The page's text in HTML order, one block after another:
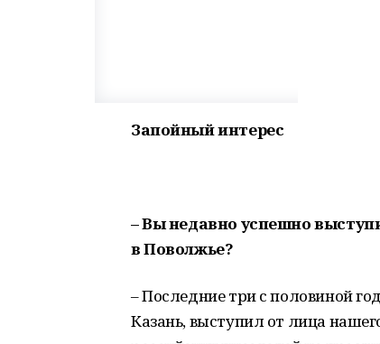
Запойный интерес
– Вы недавно успешно
в Поволжье?
– Последние три с половиной
Казань, выступил от лица